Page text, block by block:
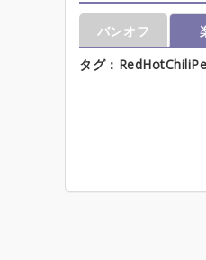
バンオフ
タグ：